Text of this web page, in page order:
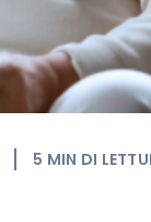
5 MIN DI